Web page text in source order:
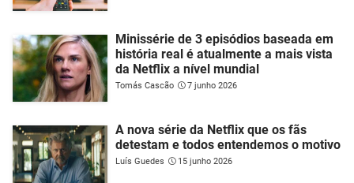
Minissérie de 3 episódios baseada em
história real é atualmente a mais vista
da Netflix a nível mundial
Tomás Cascão 7 junho 2026
A nova série da Netflix que os fãs
detestam e todos entendemos o motivo
Luís Guedes 15 junho 2026